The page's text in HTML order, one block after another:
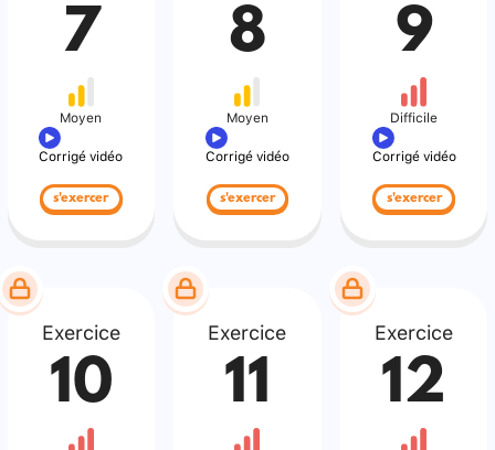
7
Moyen
Corrigé vidéo
s'exercer
8
Moyen
Corrigé vidéo
s'exercer
9
Difficile
Corrigé vidéo
s'exercer
Exercice
10
Exercice
11
Exercice
12